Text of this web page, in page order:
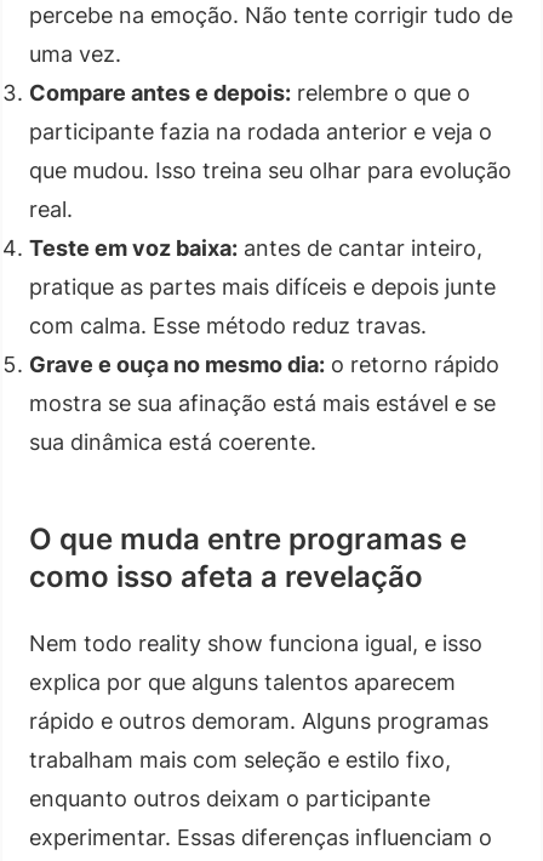
percebe na emoção. Não tente corrigir tudo de
uma vez.
Compare antes e depois: relembre o que o
participante fazia na rodada anterior e veja o
que mudou. Isso treina seu olhar para evolução
real.
Teste em voz baixa: antes de cantar inteiro,
pratique as partes mais difíceis e depois junte
com calma. Esse método reduz travas.
Grave e ouça no mesmo dia: o retorno rápido
mostra se sua afinação está mais estável e se
sua dinâmica está coerente.
O que muda entre programas e
como isso afeta a revelação
Nem todo reality show funciona igual, e isso
explica por que alguns talentos aparecem
rápido e outros demoram. Alguns programas
trabalham mais com seleção e estilo fixo,
enquanto outros deixam o participante
experimentar. Essas diferenças influenciam o